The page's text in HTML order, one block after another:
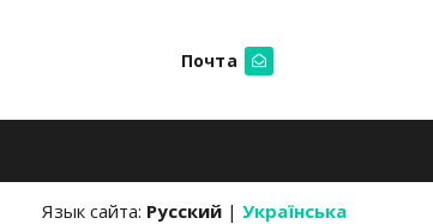
Почта
Язык сайта: Русский | Українська